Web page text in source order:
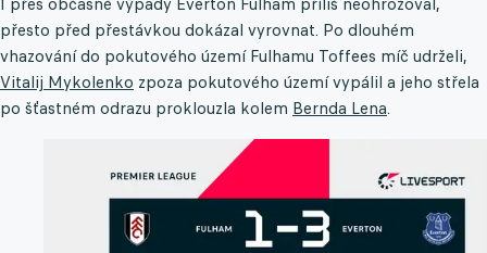
I přes občasné výpady Everton Fulham příliš neohrožoval,
přesto před přestávkou dokázal vyrovnat. Po dlouhém
vhazování do pokutového území Fulhamu Toffees míč udrželi,
Vitalij Mykolenko zpoza pokutového území vypálil a jeho střela
po šťastném odrazu proklouzla kolem Bernda Lena.